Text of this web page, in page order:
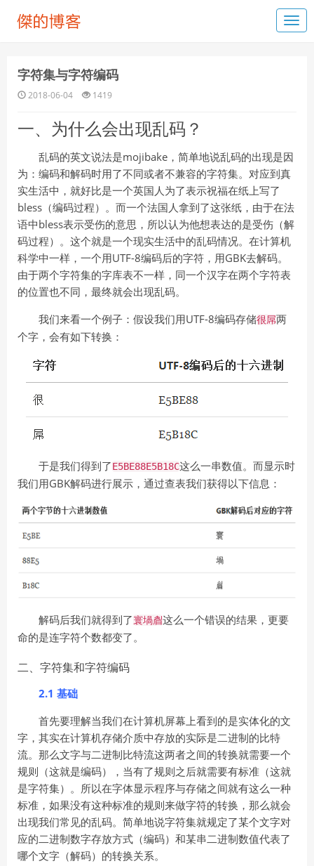
字符集与字符编码
2018-06-04 1419
一、为什么会出现乱码？
乱码的英文说法是mojibake，简单地说乱码的出现是因
为：编码和解码时用了不同或者不兼容的字符集。对应到真
实生活中，就好比是一个英国人为了表示祝福在纸上写了
bless（编码过程）。而一个法国人拿到了这张纸，由于在法
语中bless表示受伤的意思，所以认为他想表达的是受伤（解
码过程）。这个就是一个现实生活中的乱码情况。在计算机
科学中一样，一个用UTF-8编码后的字符，用GBK去解码。
由于两个字符集的字库表不一样，同一个汉字在两个字符表
的位置也不同，最终就会出现乱码。
我们来看一个例子：假设我们用UTF-8编码存储很屌两
个字，会有如下转换：
于是我们得到了E5BE88E5B18C这么一串数值。而显示时
我们用GBK解码进行展示，通过查表我们获得以下信息：
解码后我们就得到了寰堝睂这么一个错误的结果，更要
命的是连字符个数都变了。
二、字符集和字符编码
2.1 基础
首先要理解当我们在计算机屏幕上看到的是实体化的文
字，其实在计算机存储介质中存放的实际是二进制的比特
流。那么文字与二进制比特流这两者之间的转换就需要一个
规则（这就是编码），当有了规则之后就需要有标准（这就
是字符集）。所以在字体显示程序与存储之间就有这么一种
标准，如果没有这种标准的规则来做字符的转换，那么就会
出现我们常见的乱码。简单地说字符集就规定了某个文字对
应的二进制数字存放方式（编码）和某串二进制数值代表了
哪个文字（解码）的转换关系。